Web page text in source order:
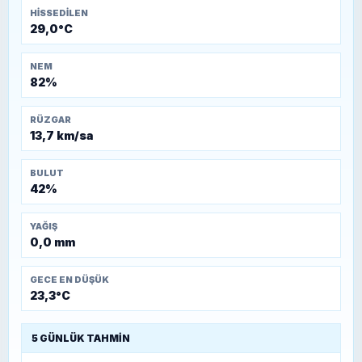
HISSEDILEN
29,0°C
NEM
82%
RÜZGAR
13,7 km/sa
BULUT
42%
YAĞIŞ
0,0 mm
GECE EN DÜŞÜK
23,3°C
5 GÜNLÜK TAHMIN